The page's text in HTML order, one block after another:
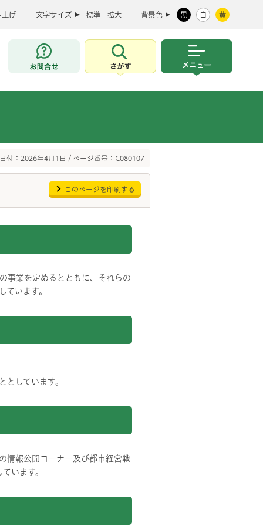
上げ 文字サイズ 標準 拡大 背景色 黒 白 黄
お問合せ
さがす
付：2026年4月1日 / ページ番号：C080107
このページを印刷する
事業を定めるとともに、それらの
ています。
としています。
情報公開コーナー及び都市経営戦
います。